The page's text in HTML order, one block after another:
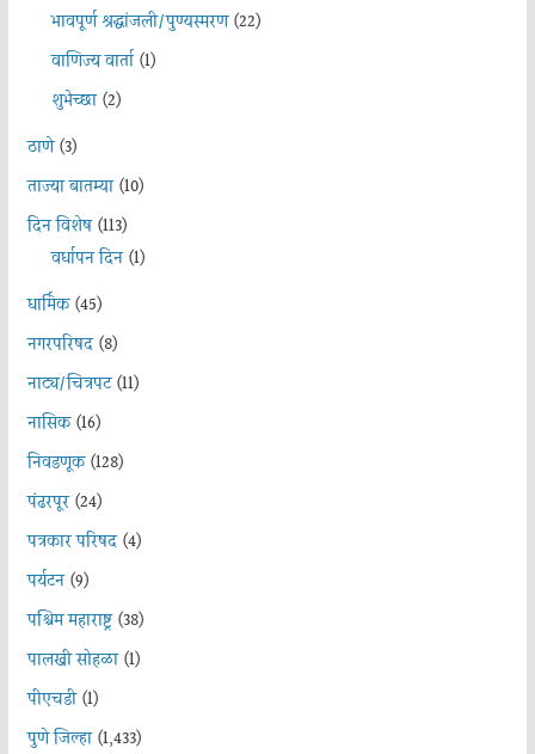
भावपूर्ण श्रद्धांजली/पुण्यस्मरण(22)
वाणिज्य वार्ता(1)
शुभेच्छा(2)
ठाणे(3)
ताज्या बातम्या(10)
दिन विशेष(113)
वर्धापन दिन(1)
धार्मिक(45)
नगरपरिषद(8)
नाट्य/चित्रपट(11)
नासिक(16)
निवडणूक(128)
पंढरपूर(24)
पत्रकार परिषद(4)
पर्यटन(9)
पश्चिम महाराष्ट्र(38)
पालखी सोहळा(1)
पीएचडी(1)
पुणे जिल्हा(1,433)